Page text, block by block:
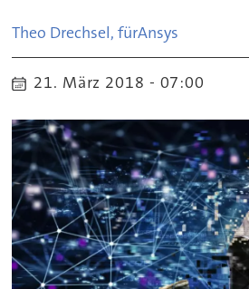
Theo Drechsel, fürAnsys
21. März 2018 - 07:00